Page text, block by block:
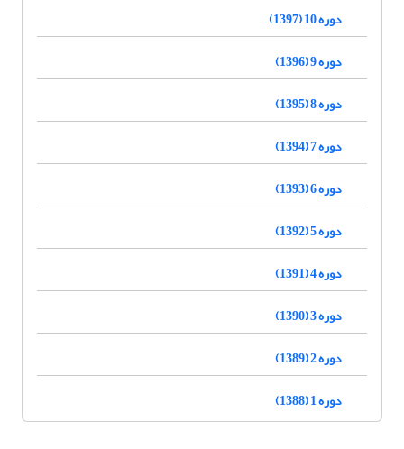
دوره 10 (1397)
دوره 9 (1396)
دوره 8 (1395)
دوره 7 (1394)
دوره 6 (1393)
دوره 5 (1392)
دوره 4 (1391)
دوره 3 (1390)
دوره 2 (1389)
دوره 1 (1388)